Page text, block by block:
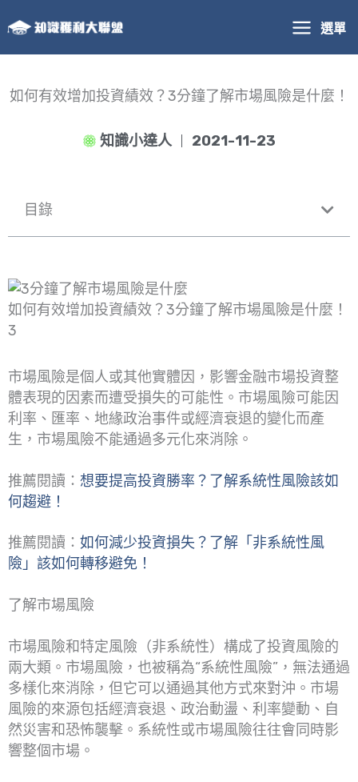
至
主
內
選單
如何有效增加投資績效？3分鐘了解市場風險是什麼！
知識小達人 2021-11-23
目錄
如何有效增加投資績效？3分鐘了解市場風險是什麼！
3
市場風險是個人或其他實體因，影響金融市場投資整
體表現的因素而遭受損失的可能性。市場風險可能因
利率、匯率、地緣政治事件或經濟衰退的變化而產
生，市場風險不能通過多元化來消除。
推薦閱讀： 想要提高投資勝率？了解系統性風險該如
何趨避！
推薦閱讀： 如何減少投資損失？了解「非系統性風
險」該如何轉移避免！
了解市場風險
市場風險和特定風險（非系統性）構成了投資風險的
兩大類。市場風險，也被稱為“系統性風險”，無法通過
多樣化來消除，但它可以通過其他方式來對沖。市場
風險的來源包括經濟衰退、政治動盪、利率變動、自
然災害和恐怖襲擊。系統性或市場風險往往會同時影
響整個市場。